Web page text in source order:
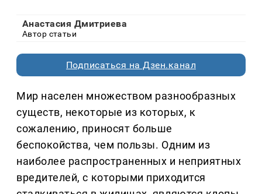
Анастасия Дмитриева
Автор статьи
Подписаться на Дзен.канал
Мир населен множеством разнообразных
существ, некоторые из которых, к
сожалению, приносят больше
беспокойства, чем пользы. Одним из
наиболее распространенных и неприятных
вредителей, с которыми приходится